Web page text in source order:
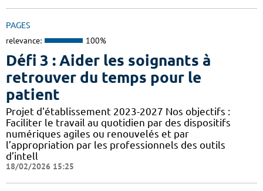
PAGES
relevance: 100%
Défi 3 : Aider les soignants à
retrouver du temps pour le
patient
Projet d'établissement 2023-2027 Nos objectifs :
Faciliter le travail au quotidien par des dispositifs
numériques agiles ou renouvelés et par
l’appropriation par les professionnels des outils
d’intell
18/02/2026 15:25